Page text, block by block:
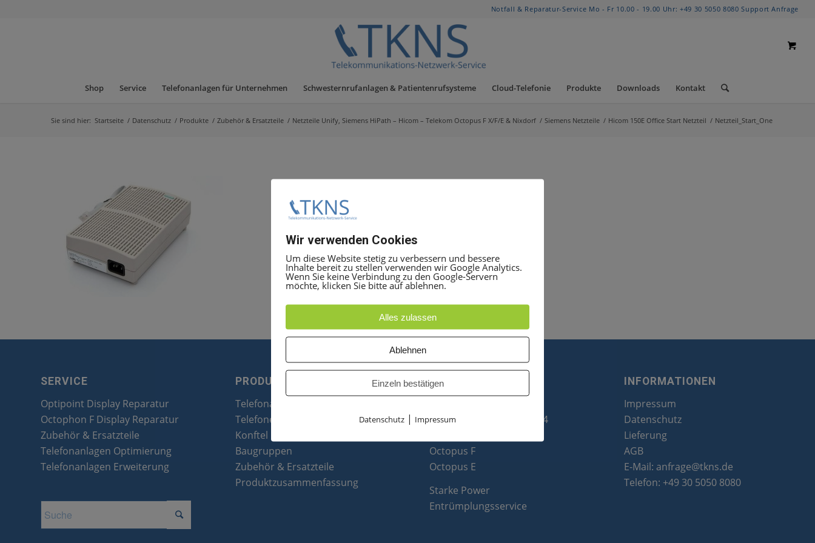
Notfall & Reparatur-Service Mo - Fr 10.00 - 19.00 Uhr: +49 30 5050 8080 Support Anfrage
Shop Service Telefonanlagen für Unternehmen Schwesternrufanlagen & Patientenrufsysteme Cloud-Telefonie Produkte Downloads Kontakt
Sie sind hier: Startseite / Datenschutz / Produkte / Zubehör & Ersatzteile / Netzteile Unify, Siemens HiPath – Hicom – Telekom Octopus F X/F/E & Nixdorf / Siemens Netzteile / Hicom 150E Office Start Netzteil / Netzteil_Start_One
SERVICE
Optipoint Display Reparatur
Octophon F Display Reparatur
Zubehör & Ersatzteile
Telefonanlagen Optimierung
Telefonanlagen Erweiterung
PRODUKTE
Telefonanlagen
Telefone
Konftel Konferenztelefone
Baugruppen
Zubehör & Ersatzteile
Produktzusammenfassung
PARTNER
Telefonanlagen Service 24
Octopus F
Octopus E
Starke Power
Entrümplungsservice
INFORMATIONEN
Impressum
Datenschutz
Lieferung
AGB
E-Mail: anfrage@tkns.de
Telefon: +49 30 5050 8080
Wir verwenden Cookies
Um diese Website stetig zu verbessern und bessere
Inhalte bereit zu stellen verwenden wir Google Analytics.
Wenn Sie keine Verbindung zu den Google-Servern
möchte, klicken Sie bitte auf ablehnen.
Alles zulassen
Ablehnen
Einzeln bestätigen
Datenschutz | Impressum